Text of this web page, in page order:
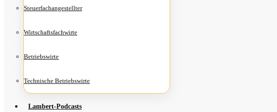
Steu­er­fach­an­ge­stell­ter
Wirt­schafts­fach­wir­te
Betriebs­wir­te
Tech­ni­sche Betriebswirte
Lam­­bert-Pod­­casts